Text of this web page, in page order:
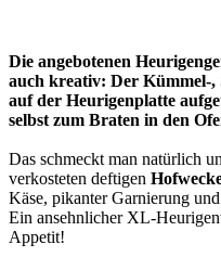
Die angebotenen
auch kreativ: Der Kümmel-,
auf der Heurigenplatte
selbst zum Braten in den
Das schmeckt man natürlich
verkosteten deftigen
Käse, pikanter Garnierung
Ein ansehnlicher XL-
Appetit!